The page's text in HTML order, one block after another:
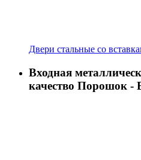
Двери стальные со
Входная
качество Порошок